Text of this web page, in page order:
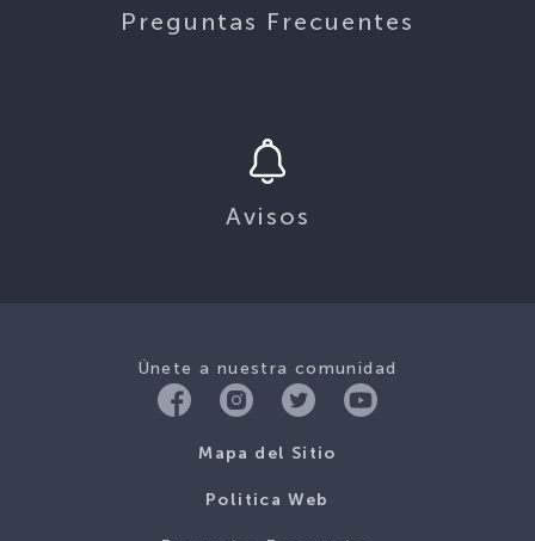
Avisos
Mapa del Sitio
Politica Web
Preguntas Frecuentes